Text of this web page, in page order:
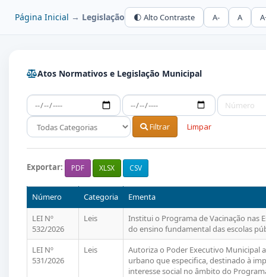
Página Inicial → Legislação 🌓 Alto Contraste A- A
Atos Normativos e Legislação Municipal
Filtrar Limpar
Exportar: PDF XLSX CSV
Número Categoria
Ementa
LEI Nº
532/2026
Leis
Institui o Programa de Vacinação nas
do ensino fundamental das escolas
LEI Nº
531/2026
Leis
Autoriza o Poder Executivo Municipal
urbano que especifica, destinado à
interesse social no âmbito do